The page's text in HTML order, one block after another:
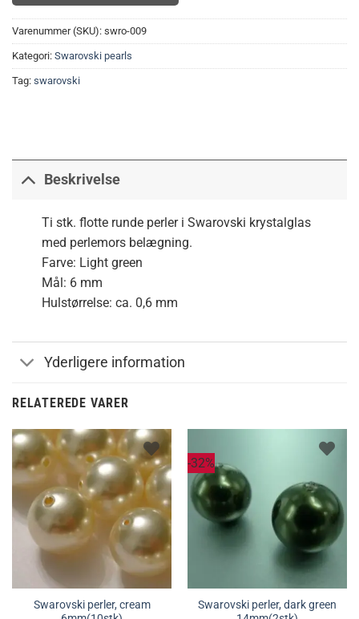
Varenummer (SKU): swro-009
Kategori: Swarovski pearls
Tag: swarovski
Beskrivelse
Ti stk. flotte runde perler i Swarovski krystalglas
med perlemors belægning.
Farve: Light green
Mål: 6 mm
Hulstørrelse: ca. 0,6 mm
Yderligere information
RELATEREDE VARER
Swarovski perler, cream
-32%
Swarovski perler, dark green